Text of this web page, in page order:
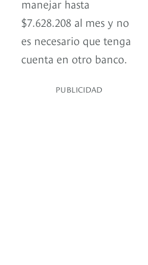
manejar hasta
$7.628.208 al mes y no
es necesario que tenga
cuenta en otro banco.
PUBLICIDAD